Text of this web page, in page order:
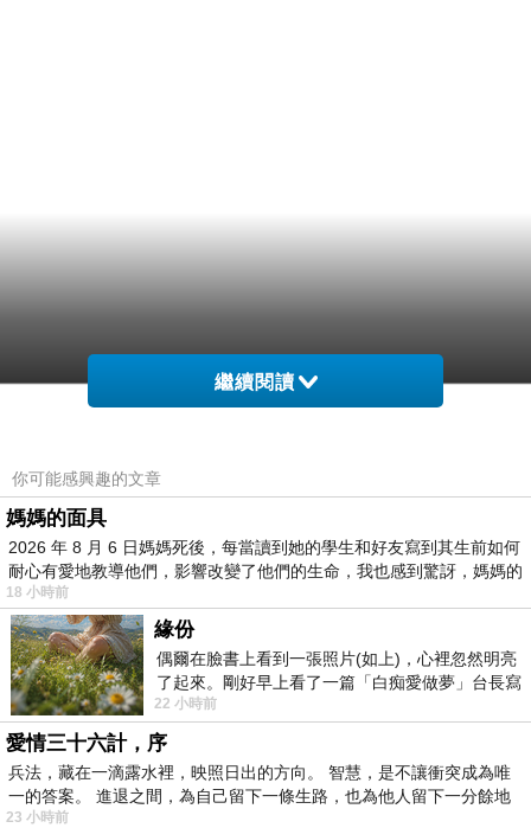
繼續閱讀
你可能感興趣的文章
媽媽的面具
2026 年 8 月 6 日媽媽死後，每當讀到她的學生和好友寫到其生前如何
耐心有愛地教導他們，影響改變了他們的生命，我也感到驚訝，媽媽的
18 小時前
緣份
偶爾在臉書上看到一張照片(如上)，心裡忽然明亮
了起來。剛好早上看了一篇「白痴愛做夢」台長寫
的貼文，在回顧年輕時瘋狂愛上
22 小時前
愛情三十六計，序
兵法，藏在一滴露水裡，映照日出的方向。 智慧，是不讓衝突成為唯
一的答案。 進退之間，為自己留下一條生路，也為他人留下一分餘地
23 小時前